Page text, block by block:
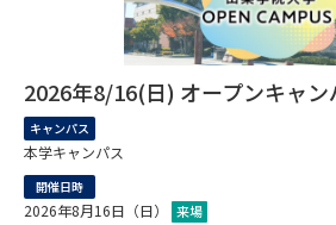
幼稚園教員資格認定試験 小学校
高等学校（情報）教員資格認定
試験
大学研究
2026年8/16(日) オープンキャン
キャンパス
本学キャンパス
開催日時
2026年8月16日（日） 来場